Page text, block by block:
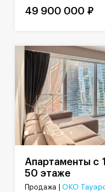
49 900 000 ₽
Апартаменты с
50 этаже
Продажа | ОКО